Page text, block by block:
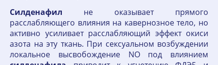
Силденафил не оказывает прямого
расслабляющего влияния на кавернозное тело, но
активно усиливает расслабляющий эффект окиси
азота на эту ткань. При сексуальном возбуждении
локальное высвобождение NO под влиянием